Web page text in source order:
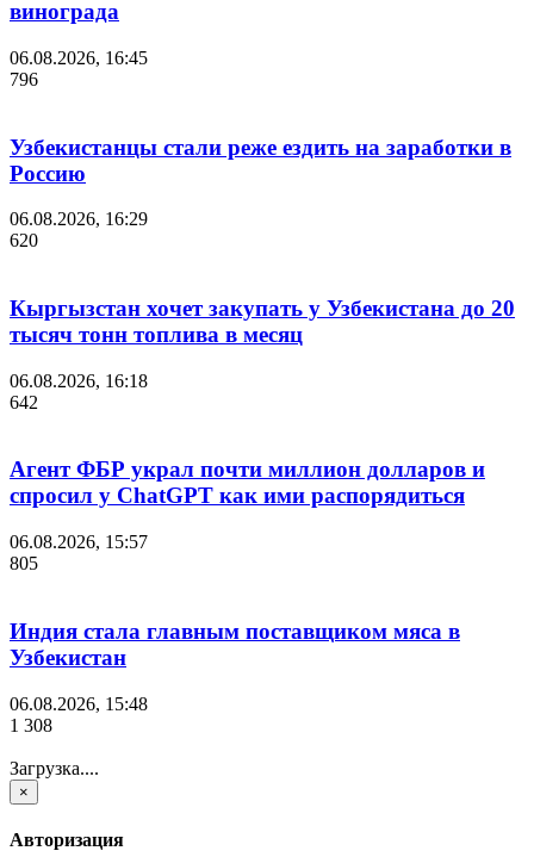
винограда
06.08.2026, 16:45
796
Узбекистанцы стали реже ездить на заработки в
Россию
06.08.2026, 16:29
620
Кыргызстан хочет закупать у Узбекистана до 20
тысяч тонн топлива в месяц
06.08.2026, 16:18
642
Агент ФБР украл почти миллион долларов и
спросил у ChatGPT как ими распорядиться
06.08.2026, 15:57
805
Индия стала главным поставщиком мяса в
Узбекистан
06.08.2026, 15:48
1 308
Загрузка....
×
Авторизация